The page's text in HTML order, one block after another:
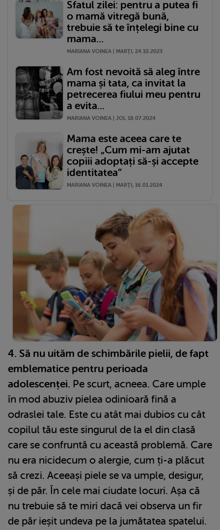
Sfatul zilei: pentru a putea fi
o mamă vitregă bună,
trebuie să te înțelegi bine cu
mama...
MARIANA VOINEA | MARŢI, 24.10.2023
Am fost nevoită să aleg între
mama și tata, ca invitat la
petrecerea fiului meu pentru
a evita...
MARIANA VOINEA | JOI, 18.07.2024
Mama este aceea care te
crește! „Cum mi-am ajutat
copiii adoptați să-și accepte
identitatea”
MARIANA VOINEA | MARŢI, 16.01.2024
4. Să nu uităm de schimbările pielii, de fapt
emblematice pentru perioada
adolescenței. Pe scurt, acneea. Care umple
în mod abuziv pielea odinioară fină a
odraslei tale. Este cu atât mai dubios cu cât
copilul tău este singurul de la el din clasă
care se confruntă cu această problemă. Care
nu era nicidecum o alergie, cum ți-a plăcut
să crezi. Aceeași piele se va umple, desigur,
și de păr. În cele mai ciudate locuri. Așa că
nu trebuie să te miri dacă vei observa un fir
de păr ieșit undeva pe la jumătatea spatelui.